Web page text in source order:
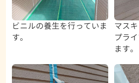
ビニルの養生を行っていま
す。
マス
プラ
ます。